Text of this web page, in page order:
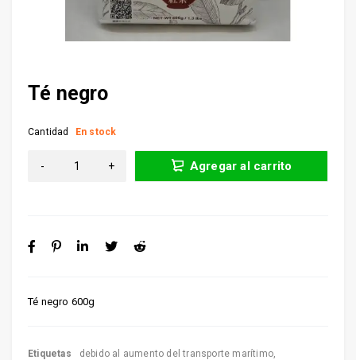
Té negro
Té negro 600g
Cantidad En stock
Agregar al carrito
Etiquetas debido al aumento del transporte marítimo,